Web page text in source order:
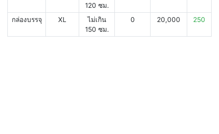
120 ซม.
กล่องบรรจุ XL
ไม่เกิน
150 ซม.
0 20,000 250